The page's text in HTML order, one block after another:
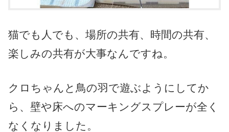
猫でも人でも、場所の共有、時間の共有、
楽しみの共有が大事なんですね。
クロちゃんと鳥の羽で遊ぶようにしてか
ら、壁や床へのマーキングスプレーが全く
なくなりました。